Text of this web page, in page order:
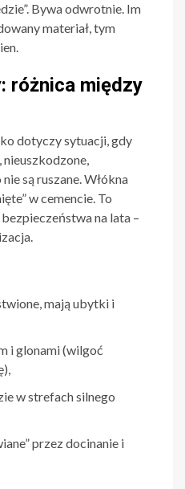
Bywa odwrotnie. Im
materiał, tym
różnica między
dotyczy sytuacji, gdy
nieuszkodzone,
są ruszane. Włókna
w cemencie. To
na lata –
mają ubytki i
i glonami (wilgoć
w strefach silnego
przez docinanie i